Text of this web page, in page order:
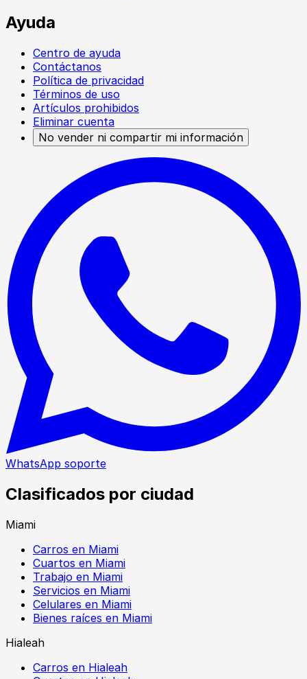
Ayuda
Centro de ayuda
Contáctanos
Política de privacidad
Términos de uso
Artículos prohibidos
Eliminar cuenta
No vender ni compartir mi información
WhatsApp soporte
Clasificados por ciudad
Miami
Carros en Miami
Cuartos en Miami
Trabajo en Miami
Servicios en Miami
Celulares en Miami
Bienes raíces en Miami
Hialeah
Carros en Hialeah